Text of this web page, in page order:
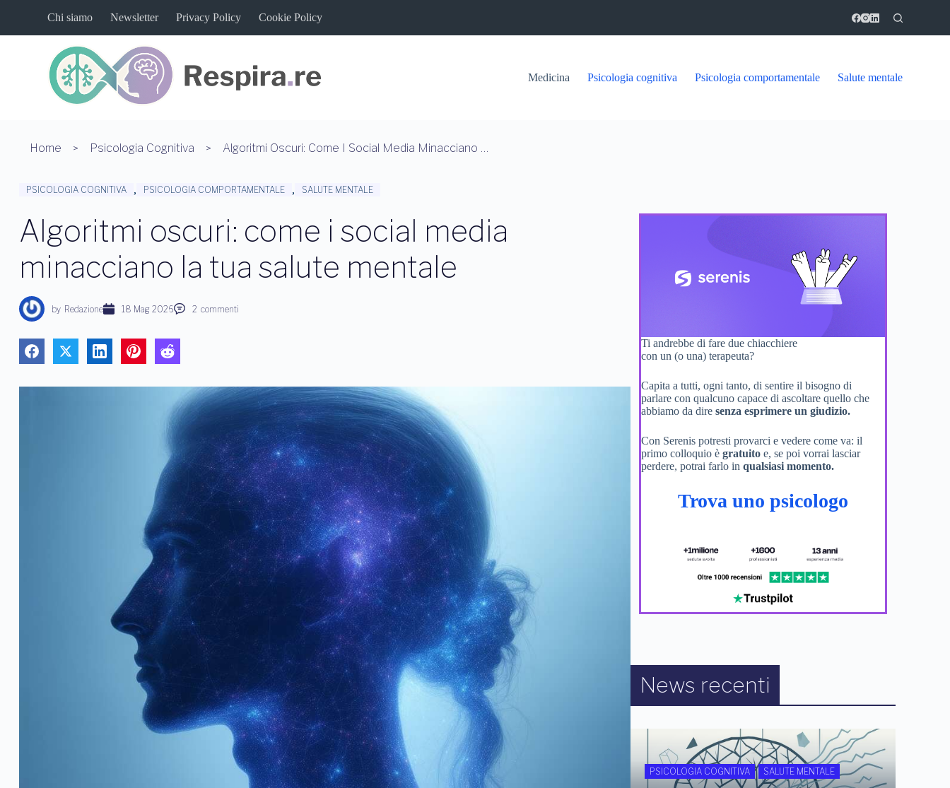
l
Chi siamo Newsletter Privacy Policy Cookie Policy
Medicina Psicologia cognitiva Psicologia comportamentale Salute mentale
Home Psicologia Cognitiva Algoritmi Oscuri: Come I Social Media Minacciano La Tua Salute Mentale
PSICOLOGIA COGNITIVA , PSICOLOGIA COMPORTAMENTALE , SALUTE MENTALE
Algoritmi oscuri: come i social media
minacciano la tua salute mentale
by Redazione 18 Mag 2026 2 commenti
Ti andrebbe di fare due chiacchiere
con un (o una) terapeuta?
Capita a tutti, ogni tanto, di sentire il bisogno di
parlare con qualcuno capace di ascoltare quello che
abbiamo da diresenza esprimere un giudizio.
Con Serenis potresti provarci e vedere come va: il
primo colloquio ègratuito e, se poi vorrai lasciar
perdere, potrai farlo inqualsiasi momento.
Trova uno psicologo
News recenti
PSICOLOGIA COGNITIVA SALUTE MENTALE